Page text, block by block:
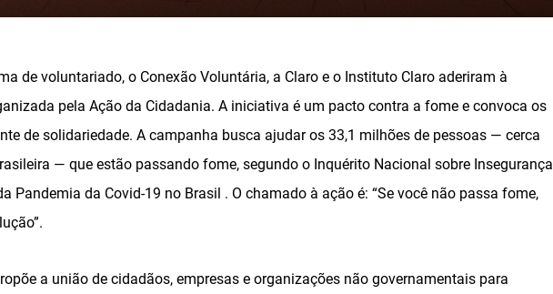
de voluntariado, o Conexão Voluntária, a Claro e o Instituto Claro aderiram à
pela Ação da Cidadania. A iniciativa é um pacto contra a fome e convoca os
de solidariedade. A campanha busca ajudar os 33,1 milhões de pessoas — cerca
— que estão passando fome, segundo o Inquérito Nacional sobre Insegurança
Pandemia da Covid-19 no Brasil . O chamado à ação é: “Se você não passa fome,
a união de cidadãos, empresas e organizações não governamentais para